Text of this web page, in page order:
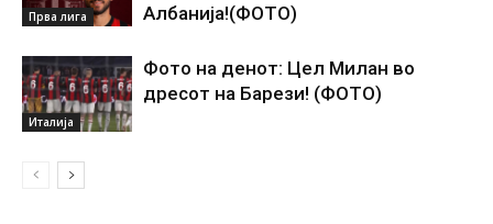
Прва лига
Албанија!(ФОТО)
Италија
Фото на денот: Цел Милан во
дресот на Барези! (ФОТО)